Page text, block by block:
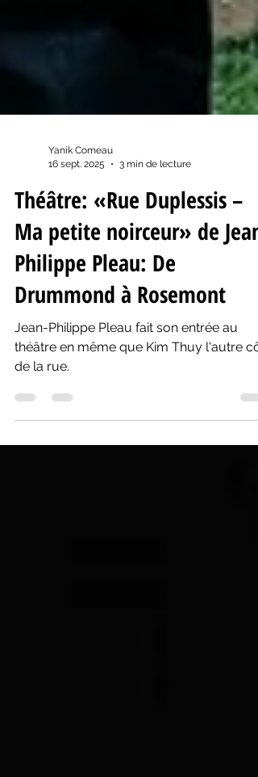
Yanik Comeau
16 sept. 2025
3 min de lecture
Théâtre: «Rue Duplessis –
Ma petite noirceur» de Jean-
Philippe Pleau: De
Drummond à Rosemont
théâtre en même que Kim Thuy l'autre
de la rue.